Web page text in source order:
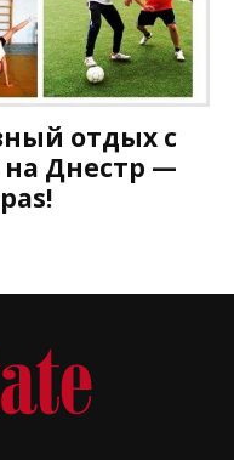
отдых с
Днестр —